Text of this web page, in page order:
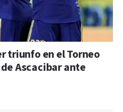
triunfo en el Torneo
Ascacibar ante